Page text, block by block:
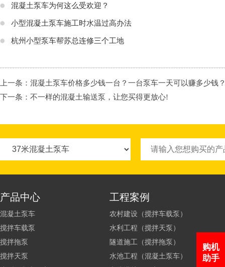
混凝土泵车为何这么受欢迎？
小型混凝土泵车施工时水温过高办法
杭州小型泵车帮苏总连修三个工地
上一条： 混凝土泵车价格多少钱一台？一台泵车一天可以赚多少钱
下一条： 不一样的混凝土输送泵，让您买得更放心!
产品中心
混凝土泵车
搅拌车载泵
搅拌拖泵
搅拌天泵
工程案例
农村建设（搅拌车载泵）
水利工程（搅拌天泵）
隧道施工（搅拌拖泵）
水池工程（混凝土泵车）
购机
助手